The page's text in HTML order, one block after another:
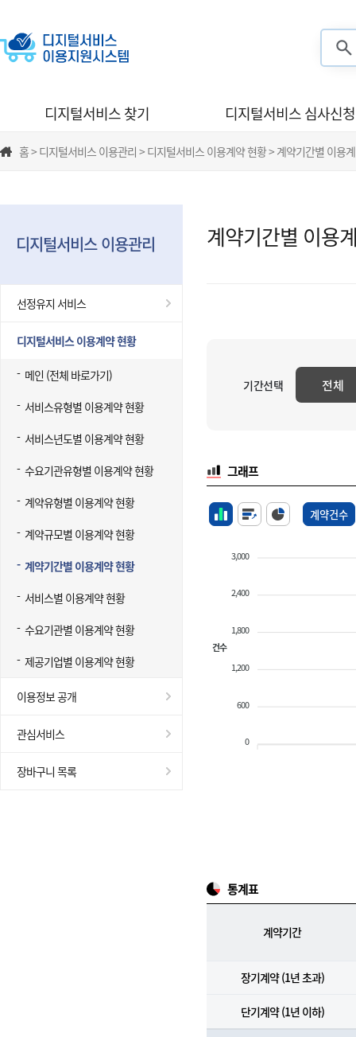
디지털서비스 찾기 디지털서비스 심사신청
홈 > 디지털서비스 이용관리 > 디지털서비스 이용계약 현황 > 계약기간별 이용
디지털서비스 이용관리
선정유지 서비스
디지털서비스 이용계약 현황
메인 (전체 바로가기)
서비스유형별 이용계약 현황
서비스년도별 이용계약 현황
수요기관유형별 이용계약 현황
계약유형별 이용계약 현황
계약규모별 이용계약 현황
계약기간별 이용계약 현황
서비스별 이용계약 현황
수요기관별 이용계약 현황
제공기업별 이용계약 현황
이용정보 공개
관심서비스
장바구니 목록
계약기간별 이용
기간선택 전체
그래프
계약건수
3,000
2,400
1,800
1,200
600
0
건수
통계표
계약기간
장기계약 (1년 초과)
단기계약 (1년 이하)